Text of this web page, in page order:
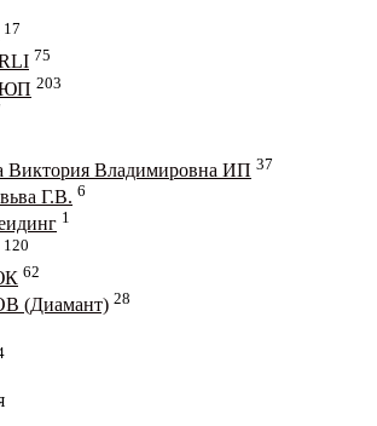
17
75
203
Виктория Владимировна ИП 37
Г.В. 6
1
120
62
(Диамант) 28